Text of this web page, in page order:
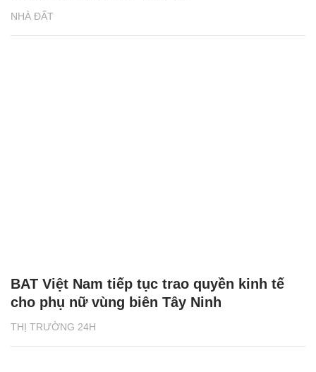
NHÀ ĐẤT
THỊ TRƯỜNG 24H
BAT Việt Nam tiếp tục trao quyền kinh tế
cho phụ nữ vùng biên Tây Ninh